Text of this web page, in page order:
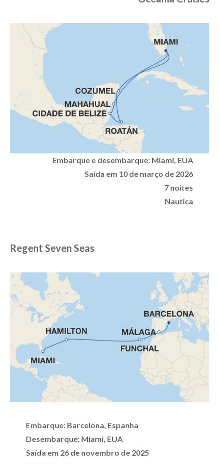
Embarque e desembarque: Miami, EUA
Saída em 10 de março de 2026
7 noites
Nautica
Regent Seven Seas
Embarque: Barcelona, Espanha
Desembarque: Miami, EUA
Saída em 26 de novembro de 2025